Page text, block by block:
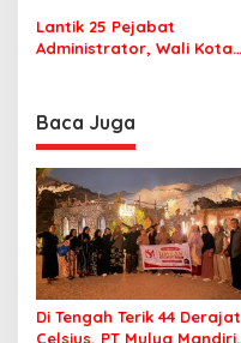
Sekolah dengan Aman
Lantik 25 Pejabat
Administrator, Wali Kota
Profesional Layani
Masyarakat
Baca Juga
Di Tengah Terik 44 Derajat
Celsius, PT Mulya Mandiri